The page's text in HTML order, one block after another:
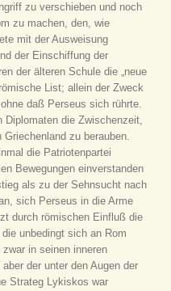
zu verschieben und noch
zu machen, den, wie
mit der Ausweisung
der Einschiffung der
der älteren Schule die „neue
List; allein der Zweck
daß Perseus sich rührte.
Diplomaten die Zwischenzeit,
zu berauben.
die Patriotenpartei
Bewegungen einverstanden
als zu der Sehnsucht nach
sich Perseus in die Arme
durch römischen Einfluß die
unbedingt sich an Rom
in seinen inneren
der unter den Augen der
Strateg Lykiskos war